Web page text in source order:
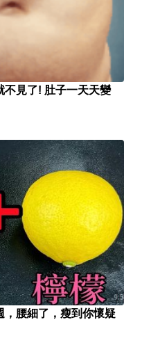
不見了! 肚子一天天變
，腰細了，瘦到你懷疑